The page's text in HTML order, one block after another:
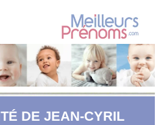
DE JEAN-CYRIL